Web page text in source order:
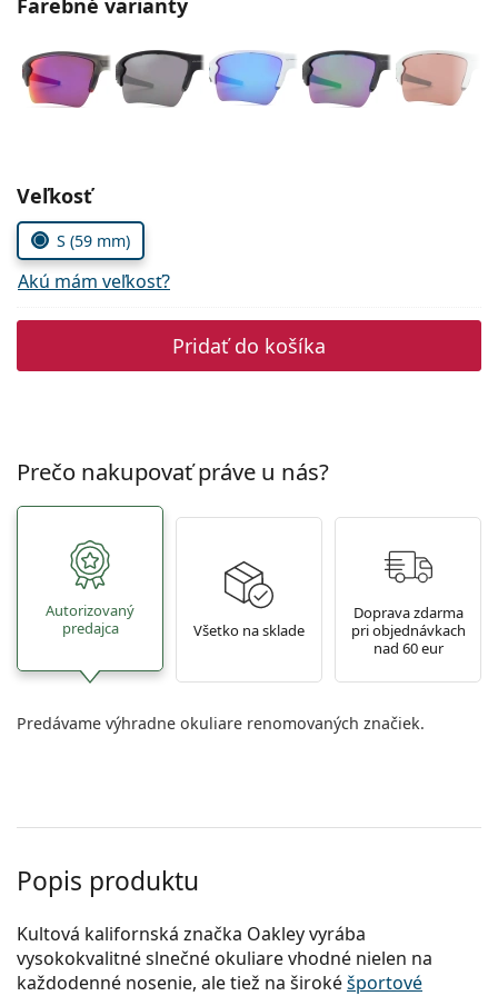
Persol
Prada
Všetky značky
Zvoľte parametre
Veľkosť
S (59 mm)
Akú mám veľkosť?
Pridať do košíka
Prečo nakupovať práve u nás?
Autorizovaný
predajca
Všetko na sklade
Doprava zdarma
pri objednávkach
nad 60 eur
Predávame výhradne okuliare renomovaných značiek.
Popis produktu
Kultová kalifornská značka Oakley vyrába
vysokokvalitné slnečné okuliare vhodné nielen na
každodenné nosenie, ale tiež na širokéšportové